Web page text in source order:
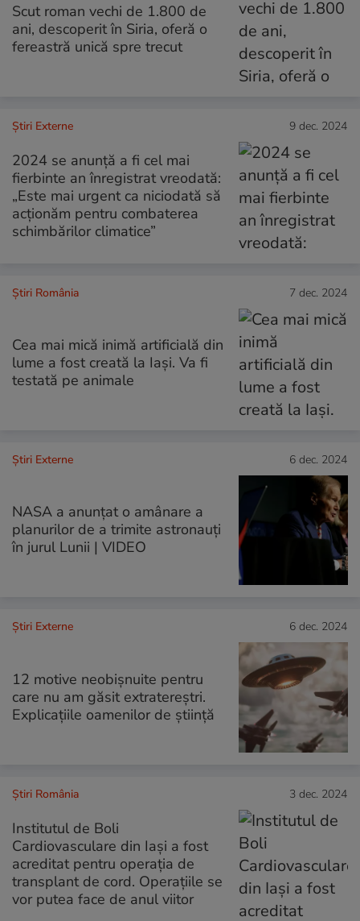
Scut roman vechi de 1.800 de
ani, descoperit în Siria, oferă o
fereastră unică spre trecut
Știri Externe 9 dec. 2024
2024 se anunță a fi cel mai
fierbinte an înregistrat vreodată:
„Este mai urgent ca niciodată să
acționăm pentru combaterea
schimbărilor climatice”
Știri România 7 dec. 2024
Cea mai mică inimă artificială din
lume a fost creată la Iași. Va fi
testată pe animale
Știri Externe 6 dec. 2024
NASA a anunțat o amânare a
planurilor de a trimite astronauți
în jurul Lunii | VIDEO
Știri Externe 6 dec. 2024
12 motive neobișnuite pentru
care nu am găsit extratereștri.
Explicațiile oamenilor de știință
Știri România 3 dec. 2024
Institutul de Boli
Cardiovasculare din Iași a fost
acreditat pentru operația de
transplant de cord. Operațiile se
vor putea face de anul viitor